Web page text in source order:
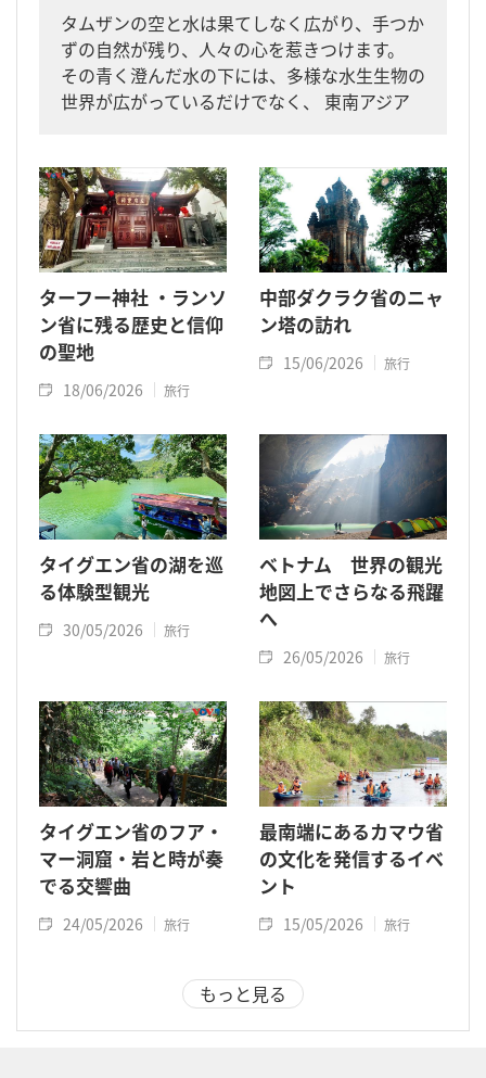
タムザンの空と水は果てしなく広がり、手つか
ずの自然が残り、人々の心を惹きつけます。
その青く澄んだ水の下には、多様な水生生物の
世界が広がっているだけでなく、 東南アジア
ターフー神社 ・ランソ
ン省に残る歴史と信仰
の聖地
18/06/2026 旅行
中部ダクラク省のニャ
ン塔の訪れ
15/06/2026 旅行
タイグエン省の湖を巡
る体験型観光
30/05/2026 旅行
ベトナム 世界の観光
地図上でさらなる飛躍
へ
26/05/2026 旅行
タイグエン省のフア・
マー洞窟・岩と時が奏
でる交響曲
24/05/2026 旅行
最南端にあるカマウ省
の文化を発信するイベ
ント
15/05/2026 旅行
もっと見る